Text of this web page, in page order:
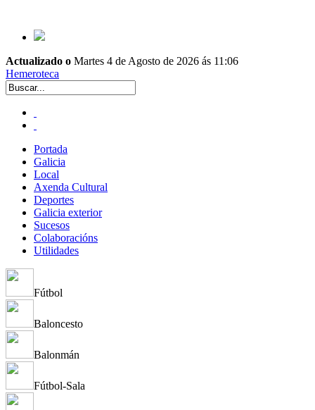
Actualizado o Martes 4 de Agosto de 2026 ás 11:06
Hemeroteca
Portada
Galicia
Local
Axenda Cultural
Deportes
Galicia exterior
Sucesos
Colaboracións
Utilidades
Fútbol
Baloncesto
Balonmán
Fútbol-Sala